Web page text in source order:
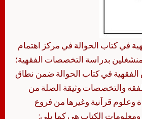
في كتاب الحوالة في مركز اهتمام
بدراسة التخصصات الفقهية؛
في كتاب الحوالة ضمن نطاق
والتخصصات وثيقة الصلة من
وعلوم قرآنية وغيرها من فروع
الكتاب هي كما يلي: